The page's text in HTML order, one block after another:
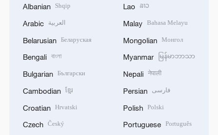
Albanian Shqip
Arabic العربية
Belarusian Беларуская
Bengali বাংলা
Bulgarian Български
Cambodian ខ្មែរ
Croatian Hrvatski
Czech Český
Lao ລາວ
Malay Bahasa Melayu
Mongolian Монгол
Myanmar မြန်မာဘာသာ
Nepali नेपाली
Persian فارسی
Polish Polski
Portuguese Português